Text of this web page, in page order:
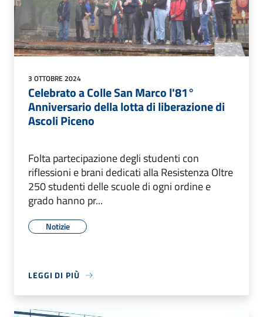
3 OTTOBRE 2024
Celebrato a Colle San Marco l'81°
Anniversario della lotta di liberazione di
Ascoli Piceno
Folta partecipazione degli studenti con
riflessioni e brani dedicati alla Resistenza Oltre
250 studenti delle scuole di ogni ordine e
grado hanno pr...
Notizie
LEGGI DI PIÙ